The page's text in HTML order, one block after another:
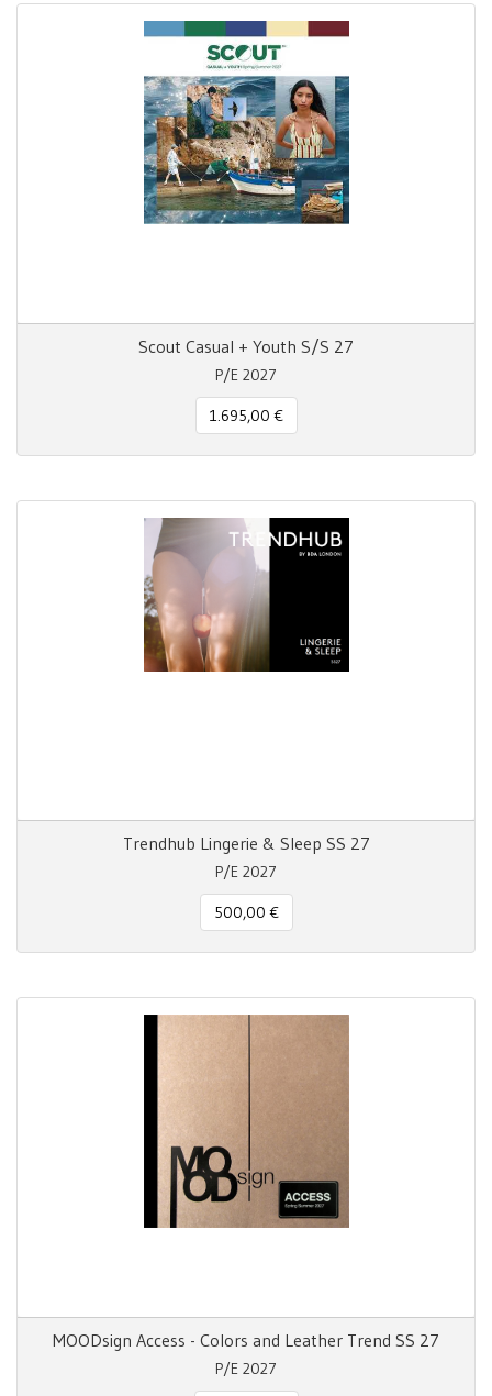
Scout Casual + Youth S/S 27
P/E 2027
1.695,00 €
Trendhub Lingerie & Sleep SS 27
P/E 2027
500,00 €
MOODsign Access - Colors and Leather Trend SS 27
P/E 2027